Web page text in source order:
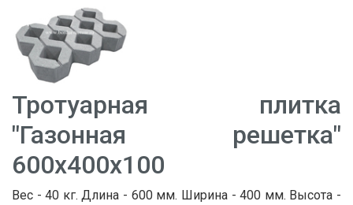
Тротуарная плитка
"Газонная решетка"
600х400х100
Вес - 40 кг. Длина - 600 мм. Ширина - 400 мм. Высота -